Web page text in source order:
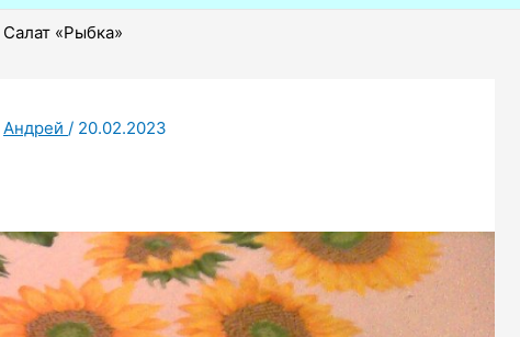
Салат «Рыбка»
Андрей / 20.02.2023